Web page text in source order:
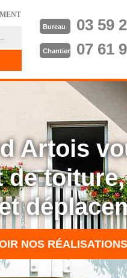
Bureau 03 59
Chantier 07 61
Artois
NOS RÉALISATIONS